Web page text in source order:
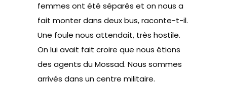
femmes ont été séparés et on nous a
fait monter dans deux bus, raconte-t-il.
Une foule nous attendait, très hostile.
On lui avait fait croire que nous étions
des agents du Mossad. Nous sommes
arrivés dans un centre militaire.